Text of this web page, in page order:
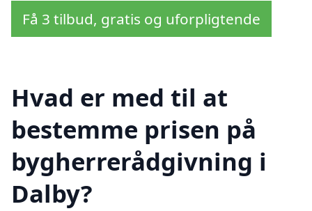
Få 3 tilbud, gratis og uforpligtende
Hvad er med til at
bestemme prisen på
bygherrerådgivning i
Dalby?